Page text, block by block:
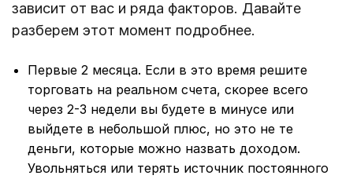
зависит от вас и ряда факторов. Давайте
разберем этот момент подробнее.
Первые 2 месяца. Если в это время решите
торговать на реальном счета, скорее всего
через 2-3 недели вы будете в минусе или
выйдете в небольшой плюс, но это не те
деньги, которые можно назвать доходом.
Увольняться или терять источник постоянного